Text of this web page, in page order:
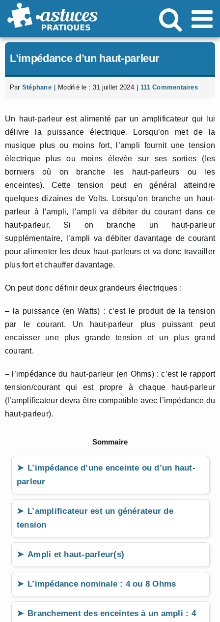
Passer
au
L’impédance d’un haut-parleur
Par Stéphane Modifié le : 31 juillet 2024 111 Commentaires
Un haut-parleur est alimenté par un amplificateur qui lui
délivre la puissance électrique. Lorsqu’on met de la
musique plus ou moins fort, l’ampli fournit une tension
électrique plus ou moins élevée sur ses sorties (les
borniers où on branche les haut-parleurs ou les
enceintes). Cette tension peut en général atteindre
quelques dizaines de Volts. Lorsqu’on branche un haut-
parleur à l’ampli, l’ampli va débiter du courant dans ce
haut-parleur. Si on branche un haut-parleur
supplémentaire, l’ampli va débiter davantage de courant
pour alimenter les deux haut-parleurs et va donc travailler
plus fort et chauffer davantage.
On peut donc définir deux grandeurs électriques :
– la puissance (en Watts) : c’est le produit de la tension
par le courant. Un haut-parleur plus puissant peut
encaisser une plus grande tension et un plus grand
courant.
– l’impédance du haut-parleur (en Ohms) : c’est le rapport
tension/courant qui est propre à chaque haut-parleur
(l’amplificateur devra être compatible avec l’impédance du
haut-parleur).
Sommaire
L’impédance d’une enceinte ou d’un haut-
parleur
L’amplificateur est un générateur de
tension
Ampli et haut-parleur(s)
L’impédance nominale : 4 ou 8 Ohms
Branchement des enceintes à un ampli : 4